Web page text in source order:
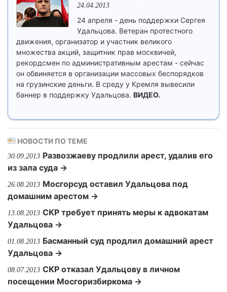
24.04.2013
24 апреля - день поддержки Сергея
Удальцова. Ветеран протестного
движения, организатор и участник великого
множества акций, защитник прав москвичей,
рекордсмен по административным арестам - сейчас
он обвиняется в организации массовых беспорядков
на грузинские деньги. В среду у Кремля вывесили
баннер в поддержку Удальцова. ВИДЕО.
НОВОСТИ ПО ТЕМЕ
30.09.2013 Развозжаеву продлили арест, удалив его
из зала суда →
26.08.2013 Мосгорсуд оставил Удальцова под
домашним арестом →
13.08.2013 СКР требует принять меры к адвокатам
Удальцова →
01.08.2013 Басманный суд продлил домашний арест
Удальцова →
08.07.2013 СКР отказал Удальцову в личном
посещении Мосгоризбиркома →